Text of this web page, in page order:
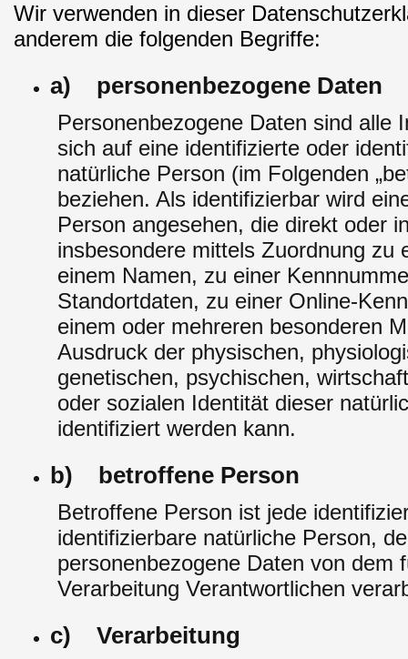
Wir verwenden in dieser
anderem die folgenden Begriffe:
a) personenbezogene Daten
Personenbezogene Daten sind alle
sich auf eine identifizierte oder
natürliche Person (im Folgenden
beziehen. Als identifizierbar wird
Person angesehen, die direkt oder
insbesondere mittels Zuordnung zu
einem Namen, zu einer
Standortdaten, zu einer Online-
einem oder mehreren besonderen
Ausdruck der physischen,
genetischen, psychischen,
oder sozialen Identität dieser
identifiziert werden kann.
b) betroffene Person
Betroffene Person ist jede
identifizierbare natürliche Person,
personenbezogene Daten von dem
Verarbeitung Verantwortlichen
c) Verarbeitung